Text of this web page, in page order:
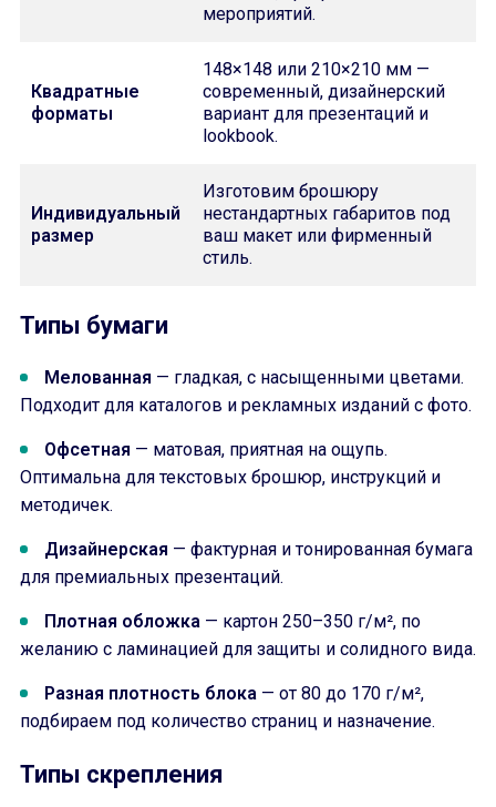
мероприятий.
Квадратные
форматы
148×148 или 210×210 мм —
современный, дизайнерский
вариант для презентаций и
lookbook.
Индивидуальный
размер
Изготовим брошюру
нестандартных габаритов под
ваш макет или фирменный
стиль.
Типы бумаги
Мелованная — гладкая, с насыщенными цветами.
Подходит для каталогов и рекламных изданий с фото.
Офсетная — матовая, приятная на ощупь.
Оптимальна для текстовых брошюр, инструкций и
методичек.
Дизайнерская — фактурная и тонированная бумага
для премиальных презентаций.
Плотная обложка — картон 250–350 г/м², по
желанию с ламинацией для защиты и солидного вида.
Разная плотность блока — от 80 до 170 г/м²,
подбираем под количество страниц и назначение.
Типы скрепления